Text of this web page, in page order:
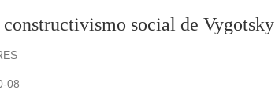
social de Vygotsky
08